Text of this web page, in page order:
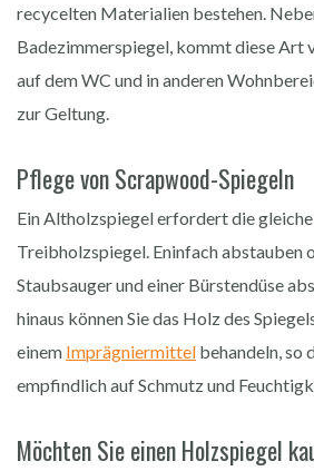
recycelten Materialien bestehen.
Badezimmerspiegel, kommt diese Art
auf dem WC und in anderen
zur Geltung.
Pflege von Scrapwood-Spiegeln
Ein Altholzspiegel erfordert die
Treibholzspiegel. Eninfach abstauben
Staubsauger und einer Bürstendüse
hinaus können Sie das Holz des
einem Imprägniermittel behandeln, so
empfindlich auf Schmutz und
Möchten Sie einen Holzspiegel